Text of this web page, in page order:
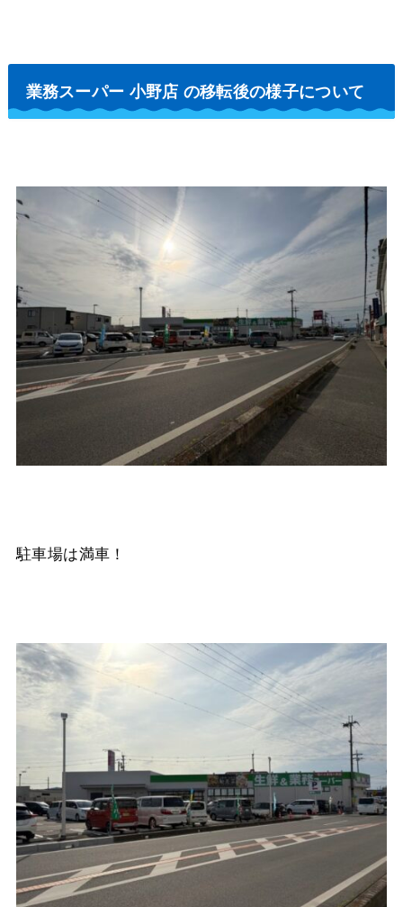
業務スーパー 小野店 の移転後の様子について
駐車場は満車！